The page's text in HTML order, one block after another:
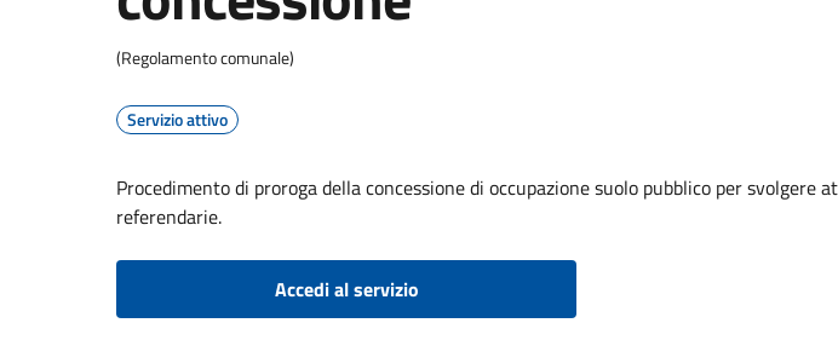
(Regolamento comunale)
Servizio attivo
Procedimento di proroga della concessione di occupazione suolo pubblico per svolgere
referendarie.
Accedi al servizio